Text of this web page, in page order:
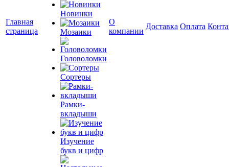
Главная
страница
Новинки
Мозаики
Головоломки
Сортеры
Рамки-
вкладыши
Изучение
букв и цифр
О
компании
Доставка Оплата